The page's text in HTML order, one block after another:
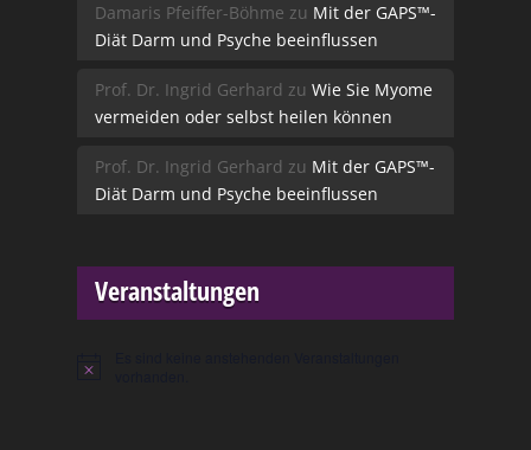
Damaris Pfeiffer-Böhme zu Mit der GAPS™-
Diät Darm und Psyche beeinflussen
Prof. Dr. Ingrid Gerhard zu Wie Sie Myome
vermeiden oder selbst heilen können
Prof. Dr. Ingrid Gerhard zu Mit der GAPS™-
Diät Darm und Psyche beeinflussen
Veranstaltungen
Hinweis